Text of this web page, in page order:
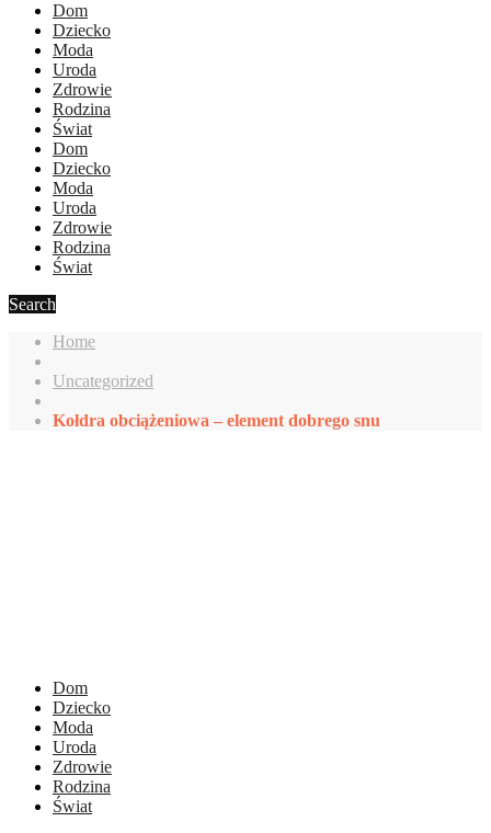
Dom
Dziecko
Moda
Uroda
Zdrowie
Rodzina
Świat
Dom
Dziecko
Moda
Uroda
Zdrowie
Rodzina
Świat
Search
Home
Uncategorized
Kołdra obciążeniowa – element dobrego snu
Dom
Dziecko
Moda
Uroda
Zdrowie
Rodzina
Świat